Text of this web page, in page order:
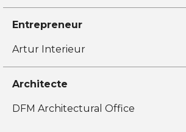
Entrepreneur
Artur Interieur
Architecte
DFM Architectural Office